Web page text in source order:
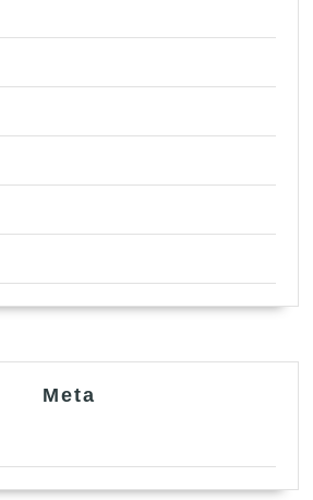
Meta